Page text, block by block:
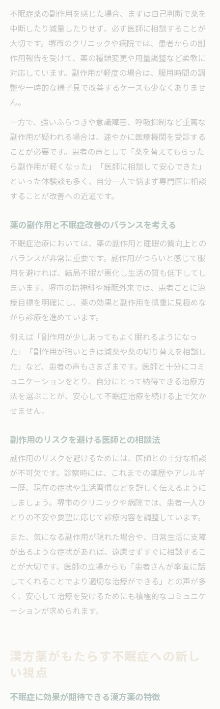
不眠症薬の副作用を感じた場合、まずは自己判断で薬を
中断したり減量したりせず、必ず医師に相談することが
大切です。堺市のクリニックや病院では、患者からの副
作用報告を受けて、薬の種類変更や用量調整など柔軟に
対応しています。副作用が軽度の場合は、服用時間の調
整や一時的な様子見で改善するケースも少なくありませ
ん。
一方で、強いふらつきや意識障害、呼吸抑制など重篤な
副作用が疑われる場合は、速やかに医療機関を受診する
ことが必要です。患者の声として「薬を替えてもらった
ら副作用が軽くなった」「医師に相談して安心できた」
といった体験談も多く、自分一人で悩まず専門医に相談
することが改善への近道です。
薬の副作用と不眠症改善のバランスを考える
不眠症治療においては、薬の副作用と睡眠の質向上との
バランスが非常に重要です。副作用がつらいと感じて服
用を避ければ、結局不眠が悪化し生活の質も低下してし
まいます。堺市の精神科や睡眠外来では、患者ごとに治
療目標を明確にし、薬の効果と副作用を慎重に見極めな
がら診療を進めています。
例えば「副作用が少しあってもよく眠れるようになっ
た」「副作用が強いときは減薬や薬の切り替えを相談し
た」など、患者の声もさまざまです。医師と十分にコミ
ュニケーションをとり、自分にとって納得できる治療方
法を選ぶことが、安心して不眠症治療を続ける上で欠か
せません。
副作用のリスクを避ける医師との相談法
副作用のリスクを避けるためには、医師との十分な相談
が不可欠です。診察時には、これまでの薬歴やアレルギ
ー歴、現在の症状や生活習慣などを詳しく伝えるように
しましょう。堺市のクリニックや病院では、患者一人ひ
とりの不安や要望に応じて診療内容を調整しています。
また、気になる副作用が現れた場合や、日常生活に支障
が出るような症状があれば、遠慮せずすぐに相談するこ
とが大切です。医師の立場からも「患者さんが率直に話
してくれることでより適切な治療ができる」との声が多
く、安心して治療を受けるためにも積極的なコミュニケ
ーションが求められます。
漢方薬がもたらす不眠症への新し
い視点
不眠症に効果が期待できる漢方薬の特徴